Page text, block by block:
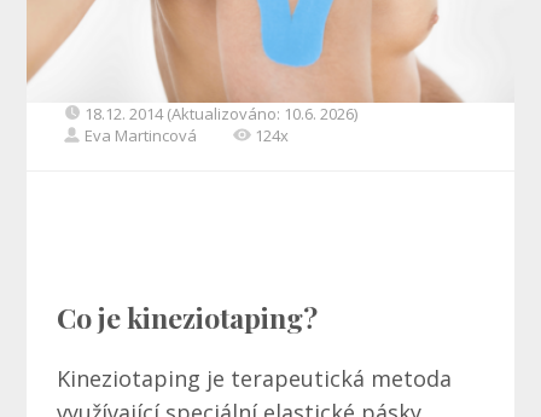
18.12. 2014 (Aktualizováno: 10.6. 2026)
Eva Martincová
124x
Co je kineziotaping?
Kineziotaping je terapeutická metoda